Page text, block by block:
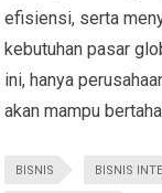
efisiensi, serta
kebutuhan pasar
ini, hanya
akan mampu
BISNIS BISNIS